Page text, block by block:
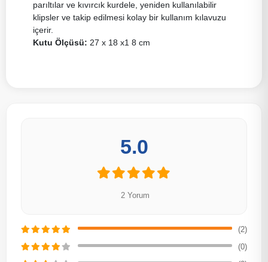
parıltılar ve kıvırcık kurdele, yeniden kullanılabilir
klipsler ve takip edilmesi kolay bir kullanım kılavuzu
içerir.
Kutu Ölçüsü: 27 x 18 x1 8 cm
5.0
2 Yorum
(2)
(0)